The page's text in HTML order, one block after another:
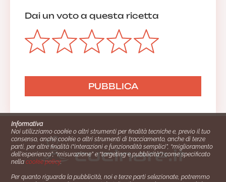
Dai un voto a questa ricetta
Informativa
Noi utilizziamo cookie o altri strumenti per finalità tecniche e, previo il tuo
consenso, anche cookie o altri strumenti di tracciamento, anche di terze
parti, per altre finalità (“interazioni e funzionalità semplici”, “miglioramento
dell'esperienza”, “misurazione” e “targeting e pubblicità”) come specificato
nellacookie policy.
Per quanto riguarda la pubblicità, noi e terze parti selezionate, potremmo